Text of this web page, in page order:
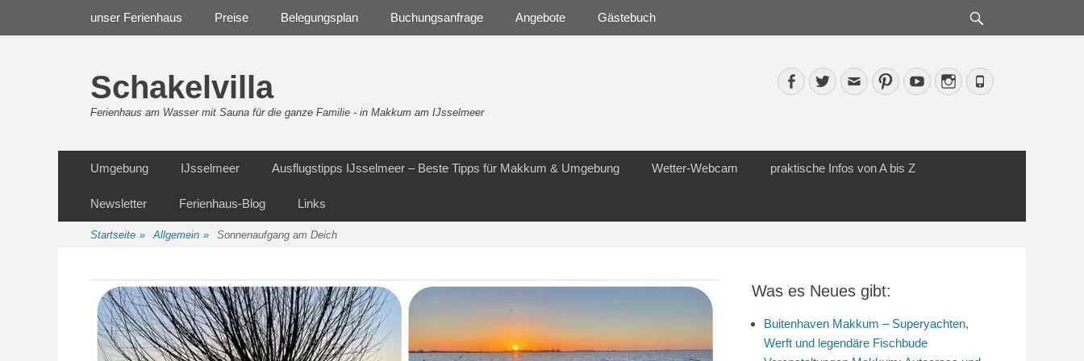
unser Ferienhaus Preise Belegungsplan Buchungsanfrage Angebote Gästebuch
Schakelvilla
Ferienhaus am Wasser mit Sauna für die ganze Familie - in Makkum am IJsselmeer
Facebook
TwitterEmailPinterestYouTubeInstagram
Phone
Inhalt
Umgebung IJsselmeer Ausflugstipps IJsselmeer – Beste Tipps für Makkum & Umgebung Wetter-Webcam praktische Infos von A bis Z
Newsletter Ferienhaus-Blog Links
Startseite » Allgemein » Sonnenaufgang am Deich
Was es Neues gibt:
Buitenhaven Makkum – Superyachten,
Werft und legendäre Fischbude